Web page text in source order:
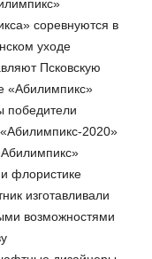
соревнуются в
уходе
Псковскую
«Абилимпикс»
победители
2020»
флористике
изготавливали
возможностями